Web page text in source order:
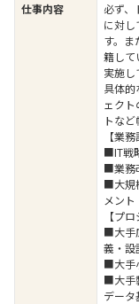
仕事内容
必ず
に対し
す。
籍して
実施し
具体的
ェク
トな
【業務
■IT戦
■業務
■大規
メント
【プ
■大手
義・設
■大手
■大手
デー